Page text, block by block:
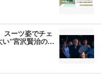
スーツ姿でチェ
い”宮沢賢治の…